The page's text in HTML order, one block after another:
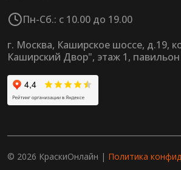
Пн-Сб.: с 10.00 до 19.00
г. Москва, Каширское шоссе, д.19,
Каширский Двор", этаж 1,
© 2026 КраскиОнлайн | Политика